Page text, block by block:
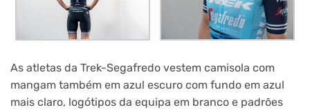
As atletas da Trek-Segafredo vestem camisola com
mangam também em azul escuro com fundo em azul
mais claro, logótipos da equipa em branco e padrões